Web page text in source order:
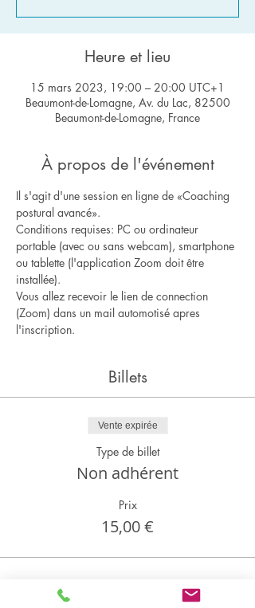
Heure et lieu
15 mars 2023, 19:00 – 20:00 UTC+1
Beaumont-de-Lomagne, Av. du Lac, 82500
Beaumont-de-Lomagne, France
À propos de l'événement
Il s'agit d'une session en ligne de «Coaching
postural avancé».
Conditions requises: PC ou ordinateur
portable (avec ou sans webcam), smartphone
ou tablette (l'application Zoom doit être
installée).
Vous allez recevoir le lien de connection
(Zoom) dans un mail automotisé apres
l'inscription.
Billets
Vente expirée
Type de billet
Non adhérent
Prix
15,00 €
Partager cet événement